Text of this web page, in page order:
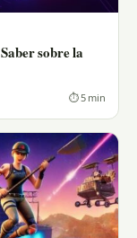
sobre la
⏱ 5 min